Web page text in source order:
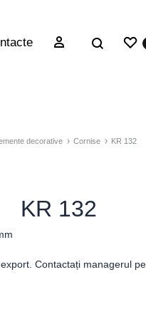
decorative Cornise KR 132
KR 132
Contactați managerul